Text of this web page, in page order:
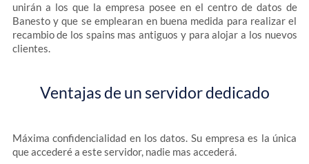
unirán a los que la empresa posee en el centro de datos de
Banesto y que se emplearan en buena medida para realizar el
recambio de los spains mas antiguos y para alojar a los nuevos
clientes.
Ventajas de un servidor dedicado
Máxima confidencialidad en los datos. Su empresa es la única
que accederé a este servidor, nadie mas accederá.